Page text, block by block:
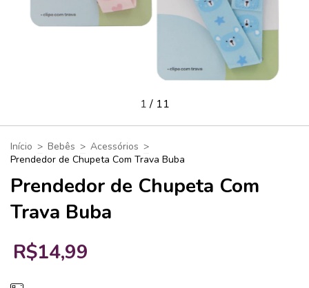
1/ 11
Início > Bebês > Acessórios >
Prendedor de Chupeta Com Trava Buba
Prendedor de Chupeta Com
Trava Buba
R$14,99